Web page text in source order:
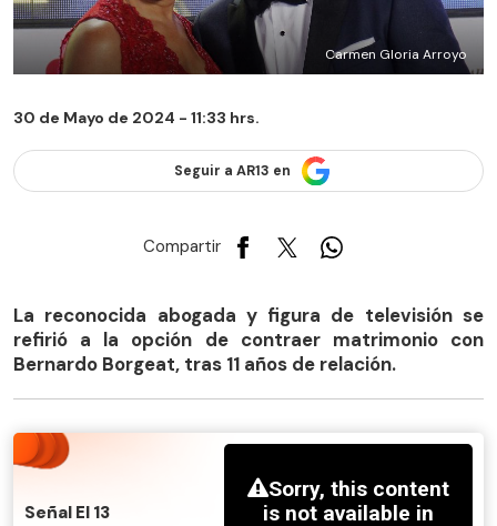
Carmen Gloria Arroyo
30 de Mayo de 2024 - 11:33 hrs.
Seguir a AR13 en
Compartir
La reconocida abogada y figura de televisión se
refirió a la opción de contraer matrimonio con
Bernardo Borgeat, tras 11 años de relación.
Señal El 13